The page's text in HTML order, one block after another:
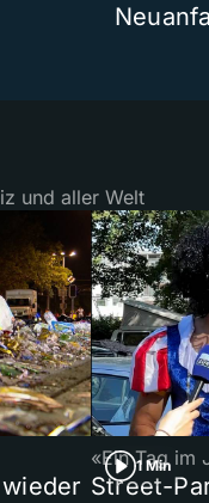
und aller Welt
1 Min
«Ein Tag im
Street-